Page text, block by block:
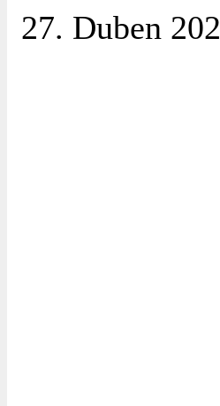
27. Duben